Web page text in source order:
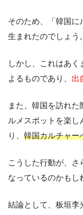
そのため、「韓国に
生まれたのでしょう。
しかし、これはあ
よるものであり、 出
また、韓国を訪れ
ルメスポットを楽
り、 韓国カルチャー
こうした行動が、さ
なっているのかもし
結論として、板垣李